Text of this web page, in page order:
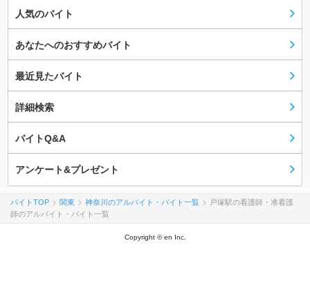
人気のバイト
あなたへのおすすめバイト
最近見たバイト
詳細検索
バイトQ&A
アンケート&プレゼント
バイトTOP 関東 神奈川のアルバイト・バイト一覧
戸塚駅の看護師・准看護
師のアルバイト・バイト一覧
Copyright © en Inc.